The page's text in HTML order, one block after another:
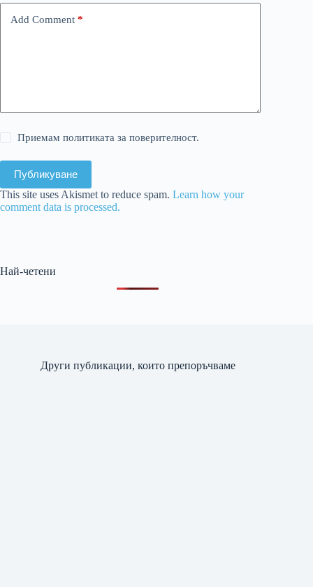
Add Comment *
Приемам политиката за поверителност.
Публикуване
This site uses Akismet to reduce spam. Learn how your
comment data is processed.
Най-четени
Други публикации, които препоръчваме